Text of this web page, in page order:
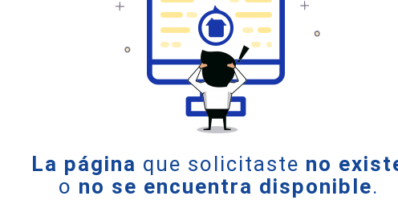
La página que solicitaste no
o no se encuentra disponible.